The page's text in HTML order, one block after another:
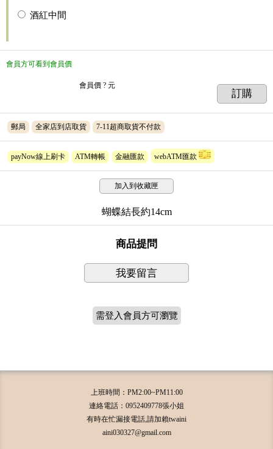
酒紅中間
會員方可看到會員價
會員價 ? 元
訂購
郵局 全家店到店取貨 7-11超商取貨不付款
payNow線上刷卡 ATM轉帳 金融匯款 webATM匯款
加入到收藏匣
蝴蝶結長約14cm
商品提問
我要留言
需登入會員方可瀏覽
上班時間：PM2:00~PM11:00
連絡電話：0952409778張小姐
有時在忙漏接電話,請加賴twaini
aini030327@gmail.com